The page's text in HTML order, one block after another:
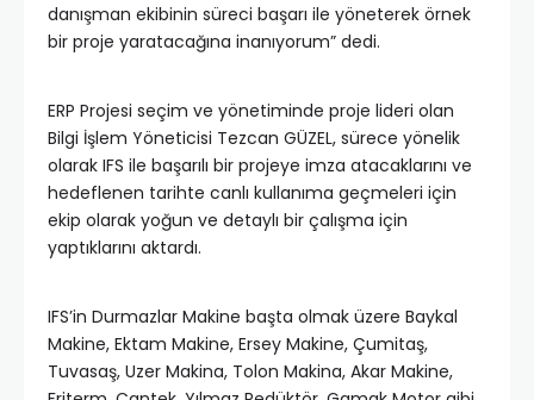
danışman ekibinin süreci başarı ile yöneterek örnek
bir proje yaratacağına inanıyorum” dedi.
ERP Projesi seçim ve yönetiminde proje lideri olan
Bilgi İşlem Yöneticisi Tezcan GÜZEL, sürece yönelik
olarak IFS ile başarılı bir projeye imza atacaklarını ve
hedeflenen tarihte canlı kullanıma geçmeleri için
ekip olarak yoğun ve detaylı bir çalışma için
yaptıklarını aktardı.
IFS’in Durmazlar Makine başta olmak üzere Baykal
Makine, Ektam Makine, Ersey Makine, Çumitaş,
Tuvasaş, Uzer Makina, Tolon Makina, Akar Makine,